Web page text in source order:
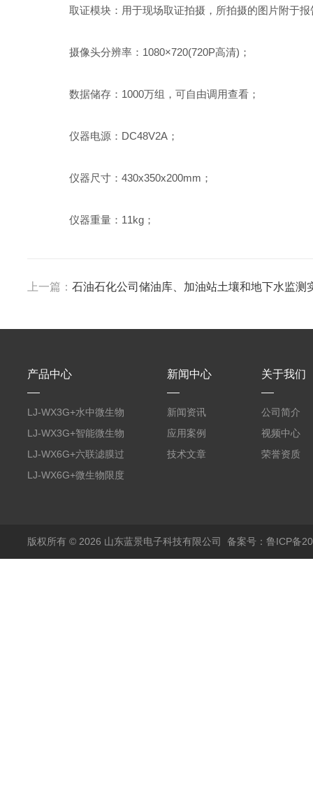
取证模块：用于现场取证拍摄，所拍摄的图片附于报
摄像头分辨率：1080×720(720P高清)；
数据储存：1000万组，可自由调用查看；
仪器电源：DC48V2A；
仪器尺寸：430x350x200mm；
仪器重量：11kg；
上一篇： 石油石化公司储油库、加油站土壤和地下水监测
产品中心
LJ-WX3G+水中微生物
膜过滤装置
LJ-WX3G+智能微生物
限度仪
LJ-WX6G+六联滤膜过
滤器
LJ-WX6G+微生物限度
新闻中心
新闻资讯
应用案例
技术文章
关于我们
公司简介
视频中心
荣誉资质
版权所有 © 2026 山东蓝景电子科技有限公司 备案号：鲁ICP备